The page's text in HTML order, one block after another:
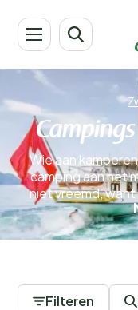
Wie aan
camping aan het
niet vreemd, want
nog wel
vreemd want de
Zwitserland. Je
Filteren